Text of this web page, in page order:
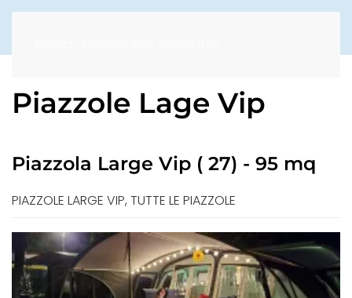
Piazzole Lage Vip
Piazzola Large Vip ( 27) - 95 mq
PIAZZOLE LARGE VIP, TUTTE LE PIAZZOLE